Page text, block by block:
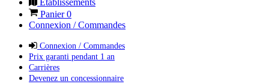
Établissements
Panier0
Connexion / Commandes
Connexion / Commandes
Prix garanti pendant 1 an
Carrières
Devenez un concessionnaire